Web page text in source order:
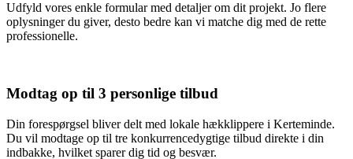
Udfyld vores enkle formular med detaljer om dit projekt. Jo flere
oplysninger du giver, desto bedre kan vi matche dig med de rette
professionelle.
Modtag op til 3 personlige tilbud
Din forespørgsel bliver delt med lokale hækklippere i Kerteminde.
Du vil modtage op til tre konkurrencedygtige tilbud direkte i din
indbakke, hvilket sparer dig tid og besvær.